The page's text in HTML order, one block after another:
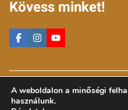
Kövess minket!
Copyright © 2024
A weboldalon a minőségi
használunk.